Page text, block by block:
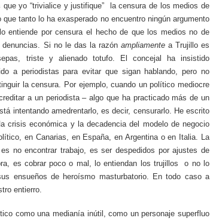
yo “trivialice y justifique” la censura de los medios de
tanto lo ha exasperado no encuentro ningún argumento
entiende por censura el hecho de que los medios no de
Si no le das la razón ampliamente a Trujillo es
triste y alienado totufo. El concejal ha insistido
a periodistas para evitar que sigan hablando, pero no
la censura. Por ejemplo, cuando un político mediocre
a un periodista – algo que ha practicado más de un
intentando amedrentarlo, es decir, censurarlo. He escrito
crisis económica y la decadencia del modelo de negocio
en Canarias, en España, en Argentina o en Italia. La
no encontrar trabajo, es ser despedidos por ajustes de
es cobrar poco o mal, lo entiendan los trujillos o no lo
ensueños de heroísmo masturbatorio. En todo caso a
entierro.
como una medianía inútil, como un personaje superfluo